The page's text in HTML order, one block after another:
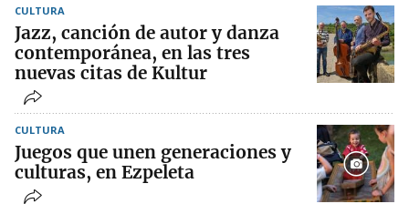
CULTURA
Jazz, canción de autor y danza
contemporánea, en las tres
nuevas citas de Kultur
CULTURA
Juegos que unen generaciones y
culturas, en Ezpeleta